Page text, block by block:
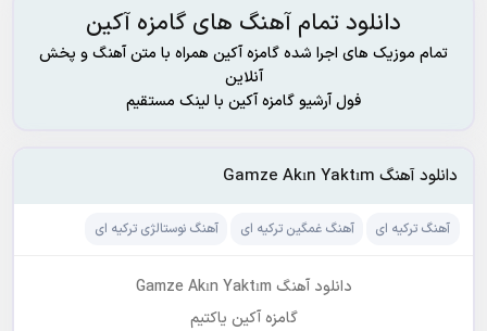
دانلود تمام آهنگ های گامزه آکین
تمام موزیک های اجرا شده گامزه آکین همراه با متن آهنگ و پخش
آنلاین
فول آرشیو گامزه آکین با لینک مستقیم
دانلود آهنگ Gamze Akın Yaktım
آهنگ ترکیه ای آهنگ غمگین ترکیه ای آهنگ نوستالژی ترکیه ای
دانلود آهنگ Gamze Akın Yaktım
گامزه آکین یاکتیم